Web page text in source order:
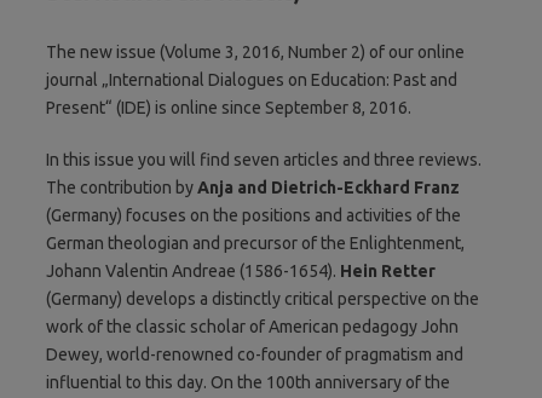
The new issue (Volume 3, 2016, Number 2) of our online
journal „International Dialogues on Education: Past and
Present“ (IDE) is online since September 8, 2016.
In this issue you will find seven articles and three reviews.
The contribution byAnja and Dietrich-Eckhard Franz
(Germany) focuses on the positions and activities of the
German theologian and precursor of the Enlightenment,
Johann Valentin Andreae (1586-1654). Hein Retter
(Germany) develops a distinctly critical perspective on the
work of the classic scholar of American pedagogy John
Dewey, world-renowned co-founder of pragmatism and
influential to this day. On the 100th anniversary of the